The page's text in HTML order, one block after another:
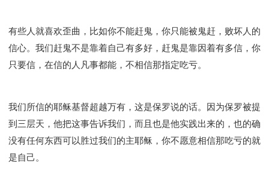
有些人就喜欢歪曲，比如你不能赶鬼，你只能被鬼赶，败坏人的
信心。我们赶鬼不是靠着自己有多好，赶鬼是靠因着有多信，你
只要信，在信的人凡事都能，不相信那指定吃亏。
我们所信的耶稣基督超越万有，这是保罗说的话。因为保罗被提
到三层天，他把这事告诉我们，而且也是他实践出来的，也的确
没有任何东西可以胜过我们的主耶稣，你不愿意相信那吃亏的就
是自己。